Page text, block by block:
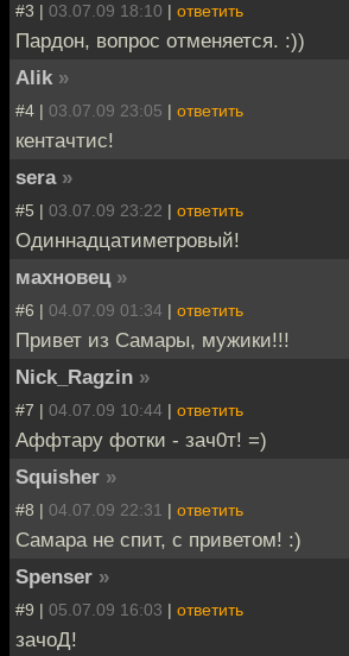
#3 | 03.07.09 18:10 | ответить
Пардон, вопрос отменяется. :))
Alik »
#4 | 03.07.09 23:05 | ответить
кентачтис!
sera »
#5 | 03.07.09 23:22 | ответить
Одиннадцатиметровый!
махновец »
#6 | 04.07.09 01:34 | ответить
Привет из Самары, мужики!!!
Nick_Ragzin »
#7 | 04.07.09 10:44 | ответить
Аффтару фотки - зач0т! =)
Squisher »
#8 | 04.07.09 22:31 | ответить
Самара не спит, с приветом! :)
Spenser »
#9 | 05.07.09 16:03 | ответить
зачоД!